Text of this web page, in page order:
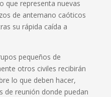
que representa nuevas
de antemano caóticos
su rápida caída a
pequeños de
otros civiles recibirán
lo que deben hacer,
de reunión donde puedan